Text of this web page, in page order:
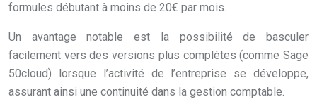
formules débutant à moins de 20€ par mois.
Un avantage notable est la possibilité de basculer
facilement vers des versions plus complètes (comme Sage
50cloud) lorsque l’activité de l’entreprise se développe,
assurant ainsi une continuité dans la gestion comptable.